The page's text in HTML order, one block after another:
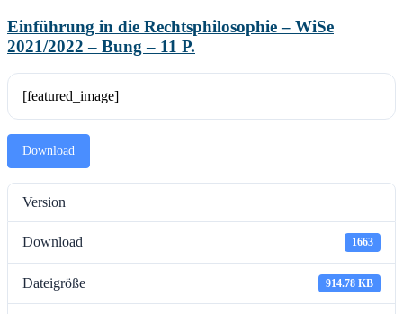
Einführung in die Rechtsphilosophie – WiSe
2021/2022 – Bung – 11 P.
[featured_image]
Download
Version
Download 1663
Dateigröße 914.78 KB